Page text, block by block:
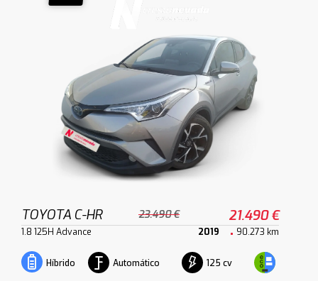
TOYOTA C-HR 23.490 € 21.490 €
1.8 125H Advance 2019 90.273 km
Híbrido Automático 125 cv